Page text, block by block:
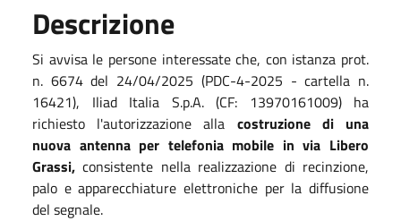
Descrizione
Si avvisa le persone interessate che, con istanza prot.
n. 6674 del 24/04/2025 (PDC-4-2025 - cartella n.
16421), Iliad Italia S.p.A. (CF: 13970161009) ha
richiesto l'autorizzazione alla costruzione di una
nuova antenna per telefonia mobile in via Libero
Grassi, consistente nella realizzazione di recinzione,
palo e apparecchiature elettroniche per la diffusione
del segnale.